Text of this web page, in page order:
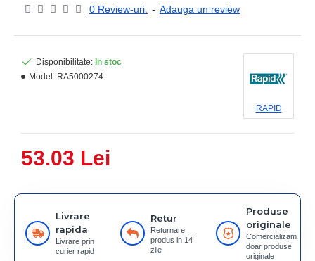
0 Review-uri. - Adauga un review
53.03 Lei
Disponibilitate: In stoc
Model: RA5000274
RAPID
Livrare
rapida
Livrare prin
curier rapid
Retur
Returnare
produs in 14
zile
Produse
originale
Comercializam
doar produse
originale